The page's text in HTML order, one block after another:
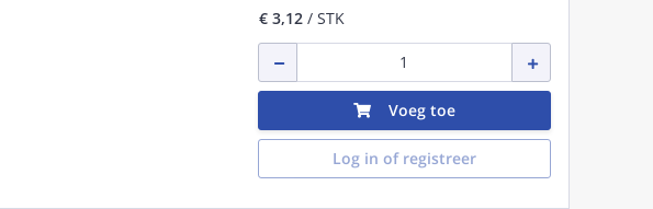
€ 3,12/ STK
Voeg toe
Log in of registreer